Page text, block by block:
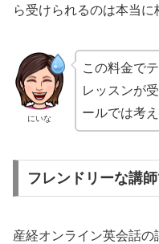
ら受けられるのは本当に
にいな
この料金で
レッスンが
ールでは考
フレンドリーな講
産経オンライン英会話